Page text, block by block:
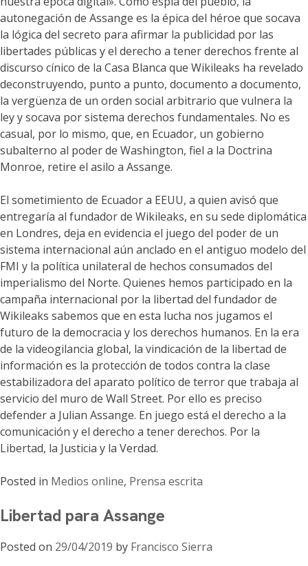
autonegación de Assange es la épica del héroe que socava
la lógica del secreto para afirmar la publicidad por las
libertades públicas y el derecho a tener derechos frente al
discurso cínico de la Casa Blanca que Wikileaks ha revelado
deconstruyendo, punto a punto, documento a documento,
la vergüenza de un orden social arbitrario que vulnera la
ley y socava por sistema derechos fundamentales. No es
casual, por lo mismo, que, en Ecuador, un gobierno
subalterno al poder de Washington, fiel a la Doctrina
Monroe, retire el asilo a Assange.
El sometimiento de Ecuador a EEUU, a quien avisó que
entregaría al fundador de Wikileaks, en su sede diplomática
en Londres, deja en evidencia el juego del poder de un
sistema internacional aún anclado en el antiguo modelo del
FMI y la política unilateral de hechos consumados del
imperialismo del Norte. Quienes hemos participado en la
campaña internacional por la libertad del fundador de
Wikileaks sabemos que en esta lucha nos jugamos el
futuro de la democracia y los derechos humanos. En la era
de la videogilancia global, la vindicación de la libertad de
información es la protección de todos contra la clase
estabilizadora del aparato político de terror que trabaja al
servicio del muro de Wall Street. Por ello es preciso
defender a Julian Assange. En juego está el derecho a la
comunicación y el derecho a tener derechos. Por la
Libertad, la Justicia y la Verdad.
Posted in Medios online, Prensa escrita
Libertad para Assange
Posted on 29/04/2019 by Francisco Sierra